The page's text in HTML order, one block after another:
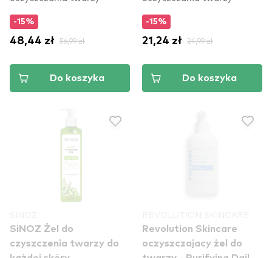
-15%
48,44 zł 56,99 zł
Do koszyka
-15%
21,24 zł 24,99 zł
Do koszyka
SiNOZ Żel do
czyszczenia twarzy do
Revolution Skincare
oczyszczajacy żel do